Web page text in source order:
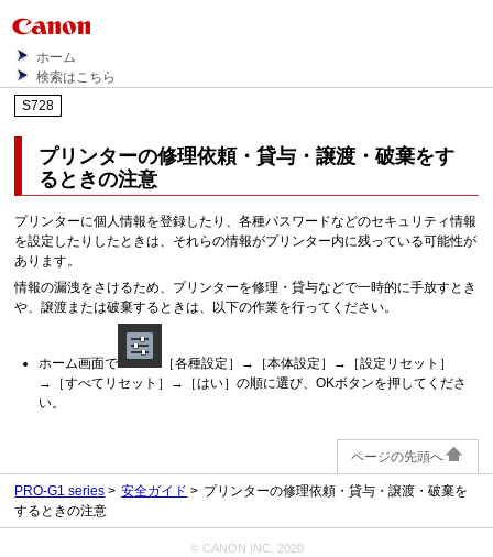
ホーム
検索はこちら
S728
プリンターの修理依頼・貸与・譲渡・破棄をす
るときの注意
プリンターに個人情報を登録したり、各種パスワードなどのセキュリティ情報
を設定したりしたときは、それらの情報がプリンター内に残っている可能性が
あります。
情報の漏洩をさけるため、プリンターを修理・貸与などで一時的に手放すとき
や、譲渡または破棄するときは、以下の作業を行ってください。
ホーム画面で ［各種設定 ］→［本体設定 ］→［設定リセット ］
→［すべてリセット ］→［はい］の順に選び、OKボタンを押してくださ
い。
ページの先頭へ
PRO-G1 series 安全ガイド
プリンターの修理依頼・貸与・譲渡・破棄を
するときの注意
© CANON INC. 2020